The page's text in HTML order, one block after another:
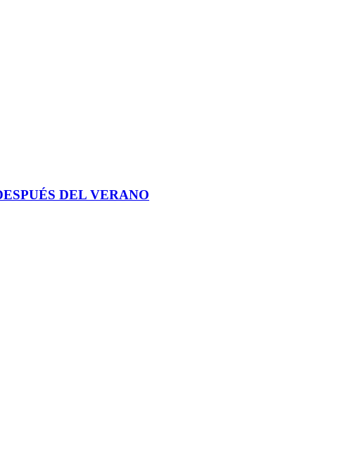
DEL VERANO